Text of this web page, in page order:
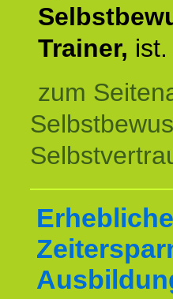
Trainer, ist.
zum